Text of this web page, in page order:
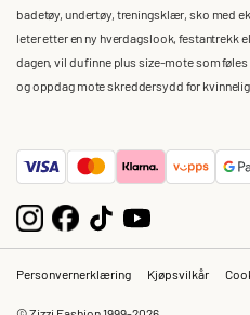
badetøy, undertøy, treningsklær, sko med
leter etter en ny hverdagslook, festantrekk
dagen, vil du finne plus size-mote som
og oppdag mote skreddersydd for
Personvernerklæring Kjøpsvilkår